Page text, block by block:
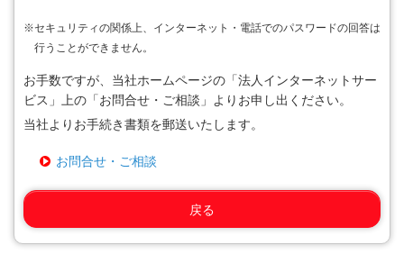
※セキュリティの関係上、インターネット・電話でのパスワードの回答は
行うことができません。
お手数ですが、当社ホームページの「法人インターネットサー
ビス」上の「お問合せ・ご相談」よりお申し出ください。
当社よりお手続き書類を郵送いたします。
お問合せ・ご相談
戻る